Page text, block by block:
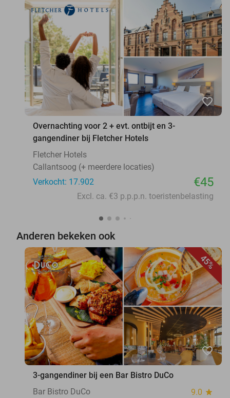
favorite_border
Overnachting voor 2 + evt. ontbijt en 3-
gangendiner bij Fletcher Hotels
Fletcher Hotels
Callantsoog (+ meerdere locaties)
Verkocht: 17.902
€45
Excl. ca. €3 p.p.p.n. toeristenbelasting
Anderen bekeken ook
45%
favorite_border
3-gangendiner bij een Bar Bistro DuCo
Bar Bistro DuCo
9.0 star